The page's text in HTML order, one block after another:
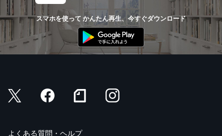
スマホを使って かんたん再生、今すぐダウンロード
よくある質問・ヘルプ